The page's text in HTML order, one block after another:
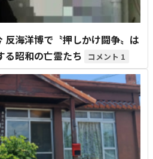
反海洋博で〝押しかけ闘争〟は
る昭和の亡霊たち
1